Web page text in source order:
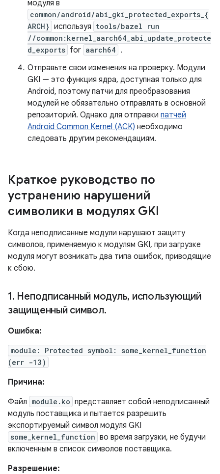
модуля в
common/android/abi_gki_protected_exports_{
ARCH} используя tools/bazel run
//common:kernel_aarch64_abi_update_protecte
d_exports for aarch64 .
Отправьте свои изменения на проверку. Модули
GKI — это функция ядра, доступная только для
Android, поэтому патчи для преобразования
модулей не обязательно отправлять в основной
репозиторий. Однако для отправки патчей
Android Common Kernel (ACK) необходимо
следовать другим рекомендациям.
Краткое руководство по
устранению нарушений
символики в модулях GKI
Когда неподписанные модули нарушают защиту
символов, применяемую к модулям GKI, при загрузке
модуля могут возникать два типа ошибок, приводящие
к сбою.
1. Неподписанный модуль, использующий
защищенный символ.
Ошибка:
module: Protected symbol: some_kernel_function
(err -13)
Причина:
Файл module.ko представляет собой неподписанный
модуль поставщика и пытается разрешить
экспортируемый символ модуля GKI
some_kernel_function во время загрузки, не будучи
включенным в список символов поставщика.
Разрешение: